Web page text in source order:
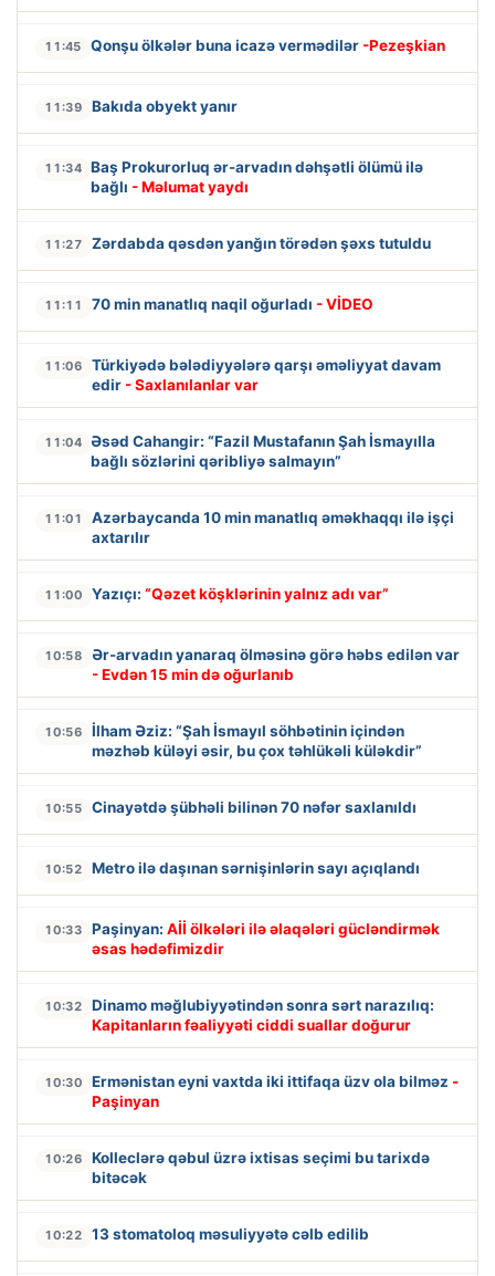
11:45 Qonşu ölkələr buna icazə vermədilər -Pezeşkian
11:39 Bakıda obyekt yanır
11:34 Baş Prokurorluq ər-arvadın dəhşətli ölümü ilə
bağlı - Məlumat yaydı
11:27 Zərdabda qəsdən yanğın törədən şəxs tutuldu
11:11 70 min manatlıq naqil oğurladı - VİDEO
11:06
Türkiyədə bələdiyyələrə qarşı əməliyyat davam
edir - Saxlanılanlar var
11:04
Əsəd Cahangir: “Fazil Mustafanın Şah İsmayılla
bağlı sözlərini qəribliyə salmayın”
11:01
Azərbaycanda 10 min manatlıq əməkhaqqı ilə işçi
axtarılır
11:00 Yazıçı: “Qəzet köşklərinin yalnız adı var”
10:58
Ər-arvadın yanaraq ölməsinə görə həbs edilən var
- Evdən 15 min də oğurlanıb
10:56
İlham Əziz: “Şah İsmayıl söhbətinin içindən
məzhəb küləyi əsir, bu çox təhlükəli küləkdir”
10:55 Cinayətdə şübhəli bilinən 70 nəfər saxlanıldı
10:52 Metro ilə daşınan sərnişinlərin sayı açıqlandı
10:33 Paşinyan: Aİİ ölkələri ilə əlaqələri gücləndirmək
əsas hədəfimizdir
10:32
Dinamo məğlubiyyətindən sonra sərt narazılıq:
Kapitanların fəaliyyəti ciddi suallar doğurur
10:30 Ermənistan eyni vaxtda iki ittifaqa üzv ola bilməz -
Paşinyan
10:26
Kolleclərə qəbul üzrə ixtisas seçimi bu tarixdə
bitəcək
10:22 13 stomatoloq məsuliyyətə cəlb edilib